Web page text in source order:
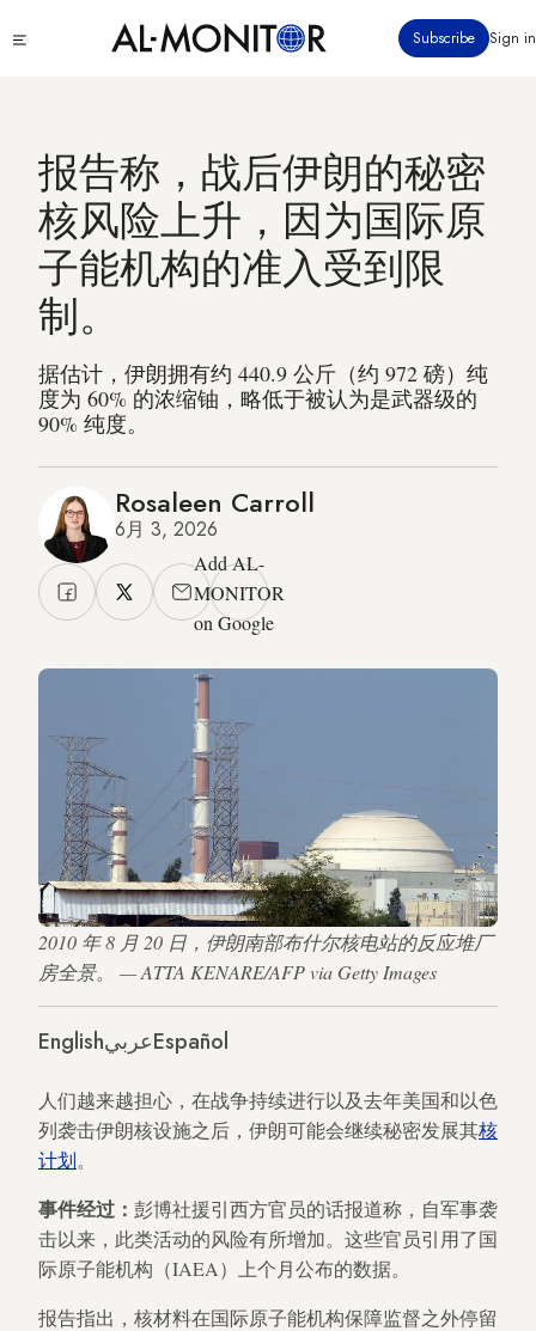
转
Subscribe Sign in
报告称，战后伊朗的秘密
核风险上升，因为国际原
子能机构的准入受到限
制。
据估计，伊朗拥有约 440.9 公斤（约 972 磅）纯
度为 60% 的浓缩铀，略低于被认为是武器级的
90% 纯度。
Rosaleen Carroll
6月 3, 2026
Add AL-
MONITOR
on Google
2010 年 8 月 20 日，伊朗南部布什尔核电站的反应堆厂
房全景。 — ATTA KENARE/AFP via Getty Images
EnglishعربيEspañol
人们越来越担心，在战争持续进行以及去年美国和以色
列袭击伊朗核设施之后，伊朗可能会继续秘密发展其核
计划。
事件经过： 彭博社援引西方官员的话报道称，自军事袭
击以来，此类活动的风险有所增加。这些官员引用了国
际原子能机构（IAEA）上个月公布的数据。
报告指出，核材料在国际原子能机构保障监督之外停留